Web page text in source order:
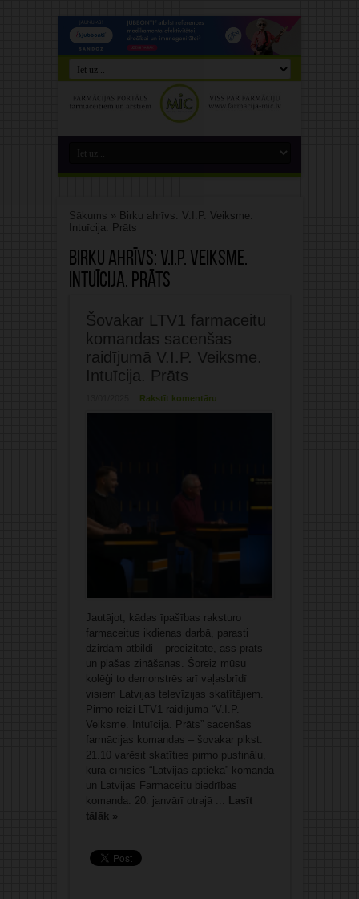
Sākums » Birku ahrīvs: V.I.P. Veiksme.
Intuīcija. Prāts
Birku ahrīvs: V.I.P. Veiksme.
Intuīcija. Prāts
Šovakar LTV1 farmaceitu
komandas sacenšas
raidījumā V.I.P. Veiksme.
Intuīcija. Prāts
Rakstīt komentāru
Jautājot, kādas īpašības raksturo
farmaceitus ikdienas darbā, parasti
dzirdam atbildi – precizitāte, ass prāts
un plašas zināšanas. Šoreiz mūsu
kolēģi to demonstrēs arī vaļasbrīdī
visiem Latvijas televīzijas skatītājiem.
Pirmo reizi LTV1 raidījumā “V.I.P.
Veiksme. Intuīcija. Prāts” sacenšas
farmācijas komandas – šovakar plkst.
21.10 varēsit skatīties pirmo pusfinālu,
kurā cīnīsies “Latvijas aptieka” komanda
un Latvijas Farmaceitu biedrības
komanda. 20. janvārī otrajā ... Lasīt
tālāk »